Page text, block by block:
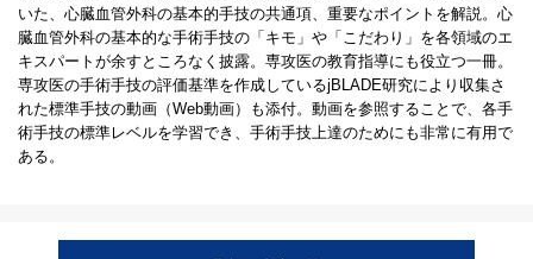
いた、心臓血管外科の基本的手技の共通項、重要なポイントを解説。心
臓血管外科の基本的な手術手技の「キモ」や「こだわり」を各領域のエ
キスパートが余すところなく披露。専攻医の教育指導にも役立つ一冊。
専攻医の手術手技の評価基準を作成しているjBLADE研究により収集さ
れた標準手技の動画（Web動画）も添付。動画を参照することで、各手
術手技の標準レベルを学習でき、手術手技上達のためにも非常に有用で
ある。